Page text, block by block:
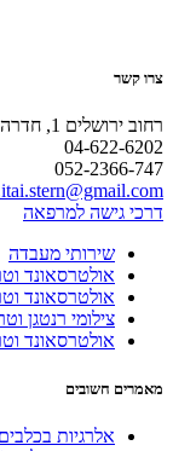
צרו קשר
רחוב ירושלים 1, חדרה
04-622-6202
052-2366-747
דרכי גישה למרפאה
שירותי מעבדה
אולטרסאונד
אולטרסאונד
צילומי רנטגן
אולטרסאונד
מאמרים חשובים
אלרגיות